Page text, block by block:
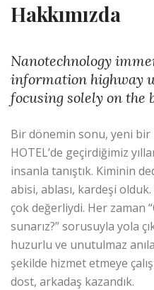
Hakkımızda
Nanotechnology
information highway
focusing solely on the
Bir dönemin sonu, yeni bir
HOTEL’de geçirdiğimiz
insanla tanıştık. Kiminin
abisi, ablası, kardeşi
çok değerliydi. Her zaman
sunarız?” sorusuyla yola
huzurlu ve unutulmaz
şekilde hizmet etmeye
dost, arkadaş kazandık.